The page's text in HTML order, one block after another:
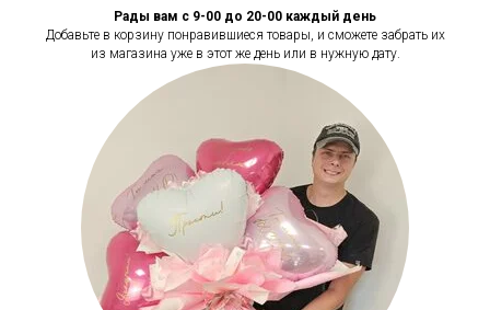
Рады вам с 9-00 до 20-00 каждый день
Добавьте в корзину понравившиеся товары, и сможете забрать их
из магазина уже в этот же день или в нужную дату.